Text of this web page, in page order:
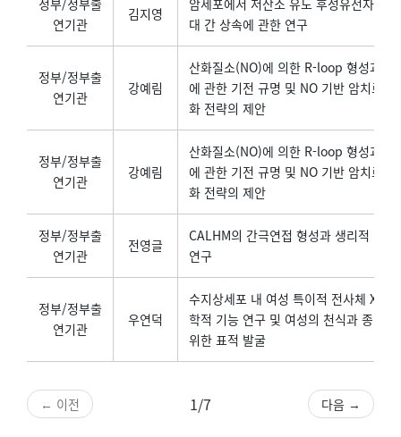
정부/정부출
연기관
김지영
암세포에서 저산소 유도 후성유전자 수
대 간 상속에 관한 연구
정부/정부출
연기관
강예림
산화질소(NO)에 의한 R-loop 형성과 유
에 관한 기전 규명 및 NO 기반 암치료
화 전략의 제안
정부/정부출
연기관
강예림
산화질소(NO)에 의한 R-loop 형성과 유
에 관한 기전 규명 및 NO 기반 암치료
화 전략의 제안
정부/정부출
연기관
전영글
CALHM의 간극연접 형성과 생리적 기능
연구
정부/정부출
연기관
우연덕
수지상세포 내 여성 특이적 전사체 Xist
학적 기능 연구 및 여성의 천식과 종양
위한 표적 발굴
← 이전 1/7 다음 →